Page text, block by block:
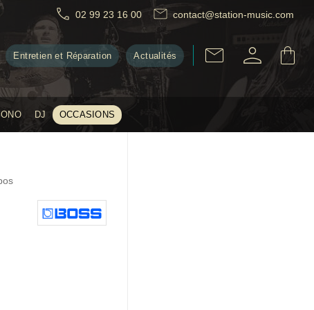
02 99 23 16 00 contact@station-music.com
Entretien et Réparation Actualités
DJ OCCASIONS